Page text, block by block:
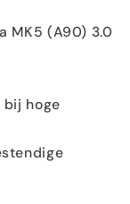
MK5 (A90) 3.0
bij hoge